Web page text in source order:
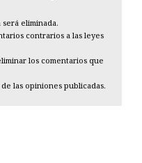
eliminada.
contrarios a las leyes
los comentarios que
las opiniones publicadas.